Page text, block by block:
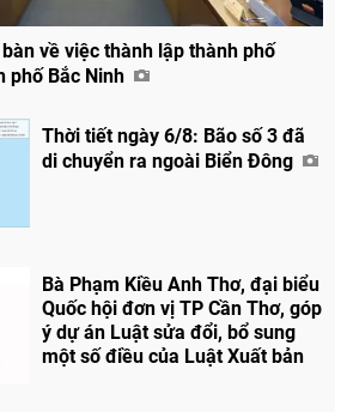
Chia sẻ
về việc thành lập thành phố
phố Bắc Ninh
Thời tiết ngày 6/8: Bão số 3 đã
di chuyển ra ngoài Biển Đông
Bà Phạm Kiều Anh Thơ, đại biểu
Quốc hội đơn vị TP Cần Thơ, góp
ý dự án Luật sửa đổi, bổ sung
một số điều của Luật Xuất bản